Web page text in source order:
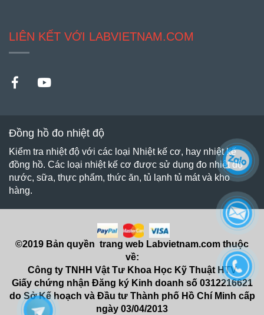
Đồng hồ đo nhiệt độ
Kiểm tra nhiệt độ với các loại Nhiệt kế cơ, hay nhiệt kế
đồng hồ. Các loại nhiệt kế cơ được sử dụng đo nhiệt độ
nước, sữa, thực phẩm, thức ăn, tủ lạnh tủ mát và kho
hàng.
LIÊN KẾT VỚI LABVIETNAM.COM
©2019 Bản quyền trang web Labvietnam.com thuộc
về:
Công ty TNHH Vật Tư Khoa Học Kỹ Thuật HTV
Giấy chứng nhận Đăng ký Kinh doanh số 0312216621
do Sở Kế hoạch và Đầu tư Thành phố Hồ Chí Minh cấp
ngày 03/04/2013